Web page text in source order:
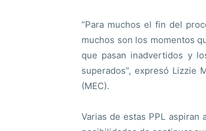
“Para muchos el fin del
muchos son los momentos
que pasan inadvertidos y
superados”, expresó Lizzie
(MEC).
Varias de estas PPL